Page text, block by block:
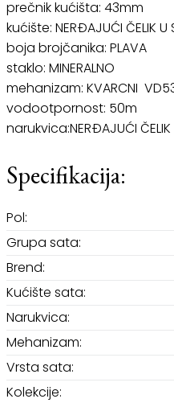
prečnik kućišta: 43mm
kućište: NERĐAJUĆI ČELIK U
boja brojčanika: PLAVA
staklo: MINERALNO
mehanizam: KVARCNI
vodootpornost: 50m
narukvica:NERĐAJUĆI ČELIK
Specifikacija:
Pol:
Grupa sata:
Brend:
Kućište sata:
Narukvica:
Mehanizam:
Vrsta sata:
Kolekcije: